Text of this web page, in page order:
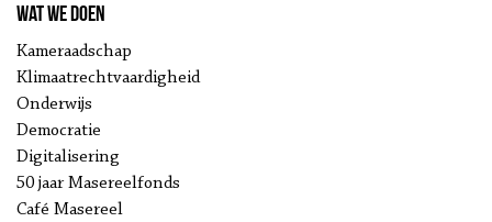
Wat we doen
Kameraadschap
Klimaatrechtvaardigheid
Onderwijs
Democratie
Digitalisering
50 jaar Masereelfonds
Café Masereel